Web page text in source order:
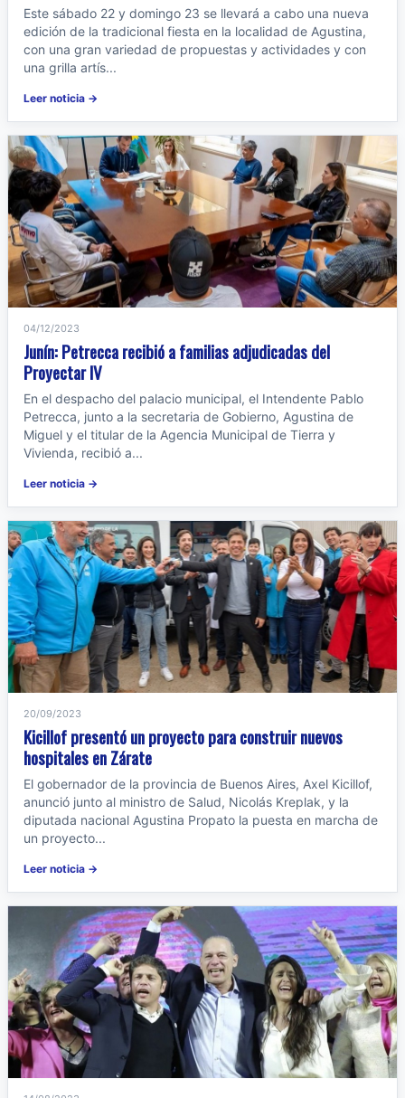
Este sábado 22 y domingo 23 se llevará a cabo una nueva
edición de la tradicional fiesta en la localidad de Agustina,
con una gran variedad de propuestas y actividades y con
una grilla artís...
Leer noticia →
04/12/2023
Junín: Petrecca recibió a familias adjudicadas del
Proyectar IV
En el despacho del palacio municipal, el Intendente Pablo
Petrecca, junto a la secretaria de Gobierno, Agustina de
Miguel y el titular de la Agencia Municipal de Tierra y
Vivienda, recibió a...
Leer noticia →
20/09/2023
Kicillof presentó un proyecto para construir nuevos
hospitales en Zárate
El gobernador de la provincia de Buenos Aires, Axel Kicillof,
anunció junto al ministro de Salud, Nicolás Kreplak, y la
diputada nacional Agustina Propato la puesta en marcha de
un proyecto...
Leer noticia →